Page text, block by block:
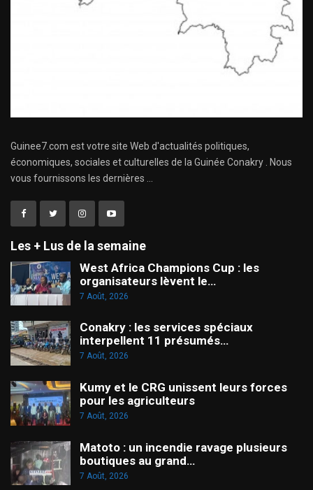
Guinee7.com est votre site Web d'actualités politiques,
économiques, sociales et culturelles de la Guinée Conakry . Nous
vous fournissons les dernières ...
Les + Lus de la semaine
West Africa Champions Cup : les
organisateurs lèvent le…
7 Août, 2026
Conakry : les services spéciaux
interpellent 11 présumés…
7 Août, 2026
Kumy et le CRG unissent leurs forces
pour les agriculteurs
7 Août, 2026
Matoto : un incendie ravage plusieurs
boutiques au grand…
7 Août, 2026